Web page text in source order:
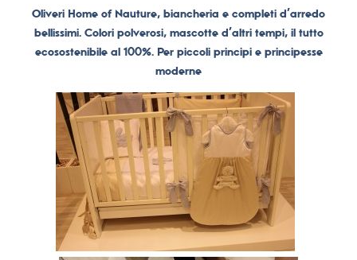
Oliveri Home of Nauture, biancheria e completi d’arredo
bellissimi. Colori polverosi, mascotte d’altri tempi, il tutto
ecosostenibile al 100%. Per piccoli principi e principesse
moderne